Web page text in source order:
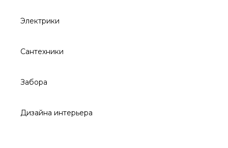
Электрики
Сантехники
Забора
Дизайна интерьера